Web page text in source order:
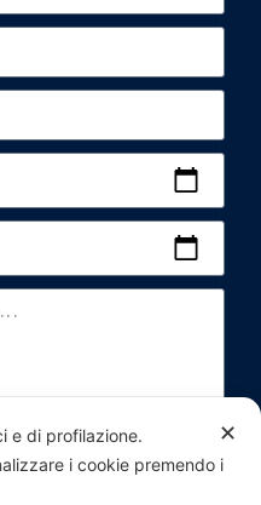
dei miei dati
l'elaborazione
✕
e di profilazione.
i cookie premendo i